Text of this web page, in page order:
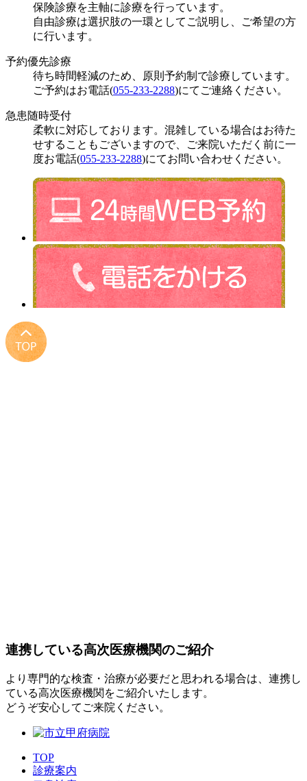
保険診療を主軸に診療を行っています。
自由診療は選択肢の一環としてご説明し、ご希望の方
に行います。
予約優先診療
待ち時間軽減のため、原則予約制で診療しています。
ご予約はお電話(055-233-2288)にてご連絡ください。
急患随時受付
柔軟に対応しております。混雑している場合はお待た
せすることもございますので、ご来院いただく前に一
度お電話(055-233-2288)にてお問い合わせください。
連携している高次医療機関のご紹介
より専門的な検査・治療が必要だと思われる場合は、連携し
ている高次医療機関をご紹介いたします。
どうぞ安心してご来院ください。
TOP
診療案内